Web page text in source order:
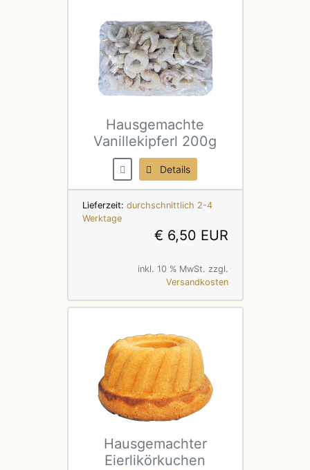
Hausgemachte
Vanillekipferl 200g
Details
Lieferzeit: durchschnittlich 2-4
Werktage
€ 6,50 EUR
inkl. 10 % MwSt. zzgl.
Versandkosten
Hausgemachter
Eierlikörkuchen